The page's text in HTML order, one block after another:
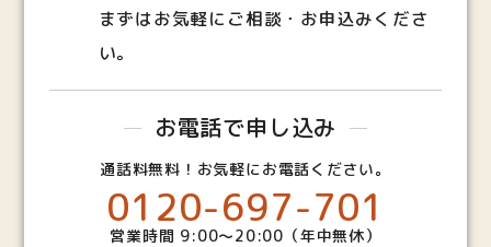
まずはお気軽にご相談・お申込みくださ
い。
お電話で申し込み
通話料無料！お気軽にお電話ください。
0120-697-701
営業時間 9:00～20:00（年中無休）